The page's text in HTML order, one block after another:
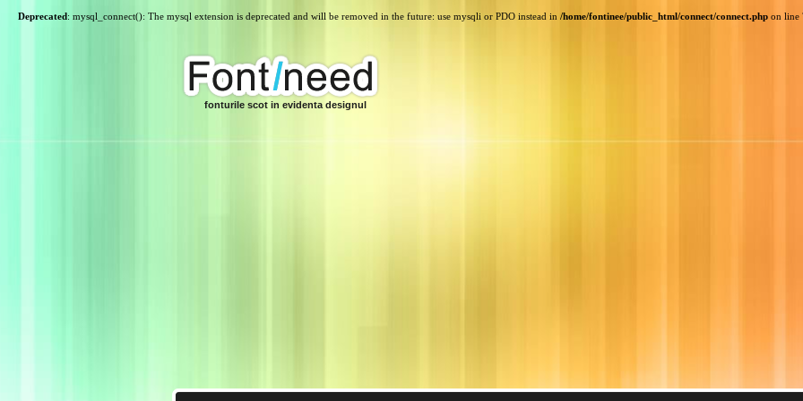
Deprecated: mysql_connect(): The mysql extension is deprecated and will be removed in the future: use mysqli or PDO instead in /home/fontinee/public_html/connect/connect.php on line
fonturile scot in evidenta designul